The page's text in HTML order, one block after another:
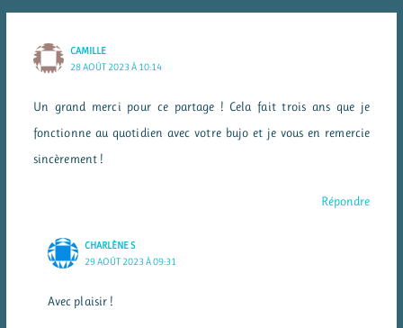
CAMILLE
28 AOÛT 2023 À 10:14
Un grand merci pour ce partage ! Cela fait trois ans que je
fonctionne au quotidien avec votre bujo et je vous en remercie
sincèrement !
Répondre
CHARLÈNE S
29 AOÛT 2023 À 09:31
Avec plaisir !